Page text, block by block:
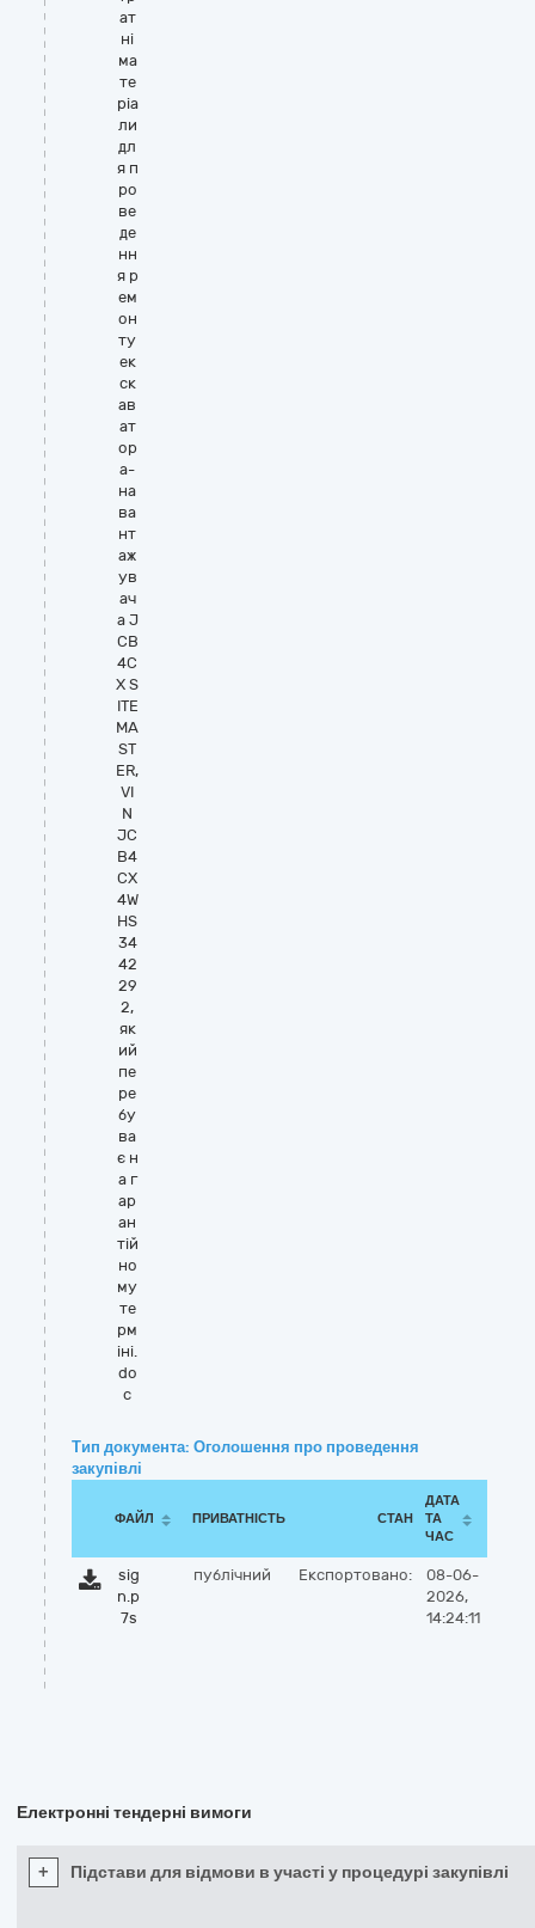
ат
ні
ма
те
ріа
ли
дл
я п
ро
ве
де
нн
я р
ем
он
ту
ек
ск
ав
ат
ор
а-
на
ва
нт
аж
ув
ач
а J
CB
4С
Х S
ITE
MA
ST
ER,
VI
N
JC
B4
СХ
4W
HS
34
42
29
2,
як
ий
пе
ре
бу
ва
є н
а г
ар
ан
тій
но
му
те
рм
іні.
do
c
Тип документа: Оголошення про проведення
закупівлі
ФАЙЛ ПРИВАТНІСТЬ СТАН
ДАТА
ТА
ЧАС
sig
n.p
7s
публічний Експортовано:
08-06-
2026,
14:24:11
Електронні тендерні вимоги
+ Підстави для відмови в участі у процедурі закупівлі